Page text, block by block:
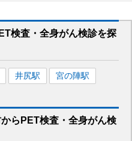
検査・全身がん検診を探
井尻駅 宮の陣駅
ら PET検査・全身がん検